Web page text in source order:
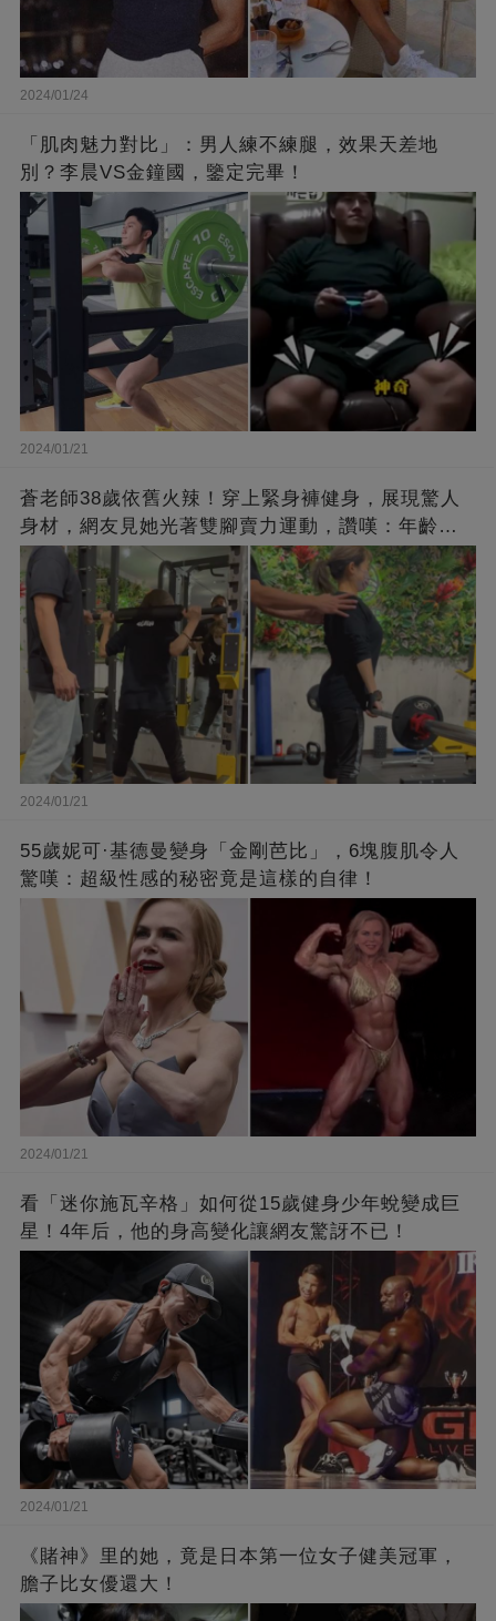
2024/01/24
「肌肉魅力對比」：男人練不練腿，效果天差地
別？李晨VS金鐘國，鑒定完畢！
2024/01/21
蒼老師38歲依舊火辣！穿上緊身褲健身，展現驚人
身材，網友見她光著雙腳賣力運動，讚嘆：年齡不
過是個數字！
2024/01/21
55歲妮可·基德曼變身「金剛芭比」，6塊腹肌令人
驚嘆：超級性感的秘密竟是這樣的自律！
2024/01/21
看「迷你施瓦辛格」如何從15歲健身少年蛻變成巨
星！4年后，他的身高變化讓網友驚訝不已！
2024/01/21
《賭神》里的她，竟是日本第一位女子健美冠軍，
膽子比女優還大！